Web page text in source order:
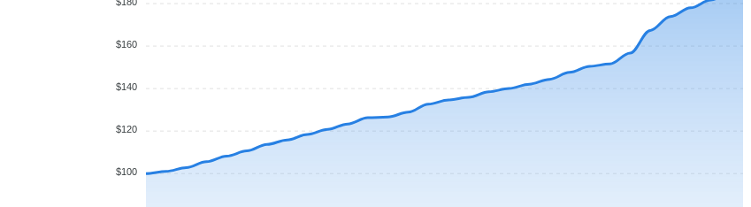
$160
$140
$120
$100